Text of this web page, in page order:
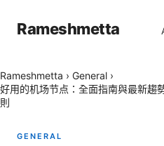
Rameshmetta
Rameshmetta › General ›
好用的机场节点：全面指南與最新趨
則
GENERAL